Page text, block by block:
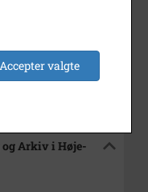
Samling og Arkiv i
Kommune
Arkiv i Høje-
Accepter valgte